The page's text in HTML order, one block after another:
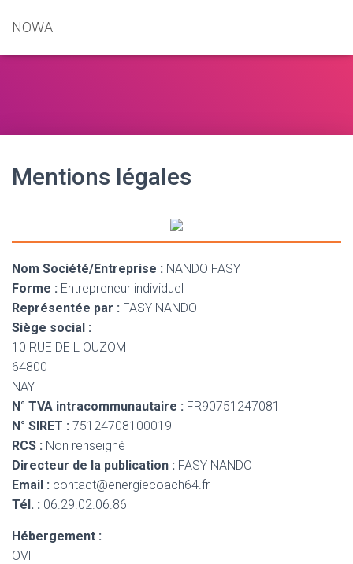
NOWA
Mentions légales
Nom Société/Entreprise : NANDO FASY
Forme : Entrepreneur individuel
Représentée par : FASY NANDO
Siège social :
10 RUE DE L OUZOM
64800
NAY
N° TVA intracommunautaire : FR90751247081
N° SIRET : 75124708100019
RCS : Non renseigné
Directeur de la publication : FASY NANDO
Email : contact@energiecoach64.fr
Tél. : 06.29.02.06.86
Hébergement :
OVH